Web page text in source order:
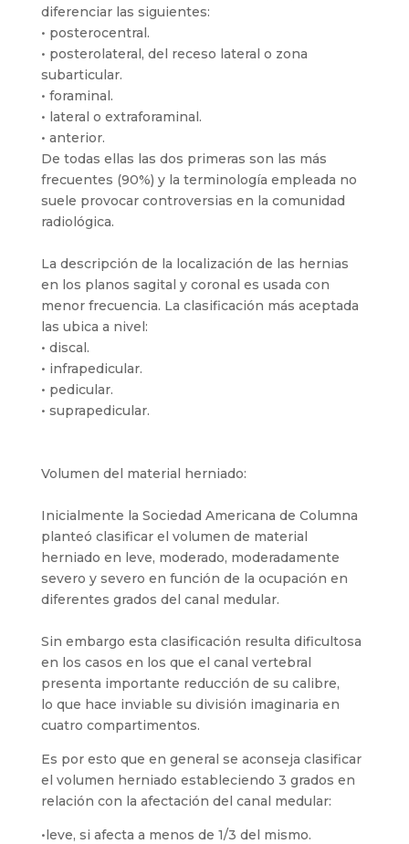
diferenciar las siguientes:
• posterocentral.
• posterolateral, del receso lateral o zona
subarticular.
• foraminal.
• lateral o extraforaminal.
• anterior.
De todas ellas las dos primeras son las más
frecuentes (90%) y la terminología empleada no
suele provocar controversias en la comunidad
radiológica.
La descripción de la localización de las hernias
en los planos sagital y coronal es usada con
menor frecuencia. La clasificación más aceptada
las ubica a nivel:
• discal.
• infrapedicular.
• pedicular.
• suprapedicular.
Volumen del material herniado:
Inicialmente la Sociedad Americana de Columna
planteó clasificar el volumen de material
herniado en leve, moderado, moderadamente
severo y severo en función de la ocupación en
diferentes grados del canal medular.
Sin embargo esta clasificación resulta dificultosa
en los casos en los que el canal vertebral
presenta importante reducción de su calibre,
lo que hace inviable su división imaginaria en
cuatro compartimentos.
Es por esto que en general se aconseja clasificar
el volumen herniado estableciendo 3 grados en
relación con la afectación del canal medular:
•leve, si afecta a menos de 1/3 del mismo.